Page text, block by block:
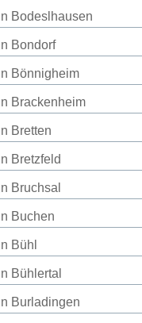
Bodeslhausen
Bondorf
Bönnigheim
Brackenheim
Bretten
Bretzfeld
Bruchsal
Buchen
Bühl
Bühlertal
Burladingen